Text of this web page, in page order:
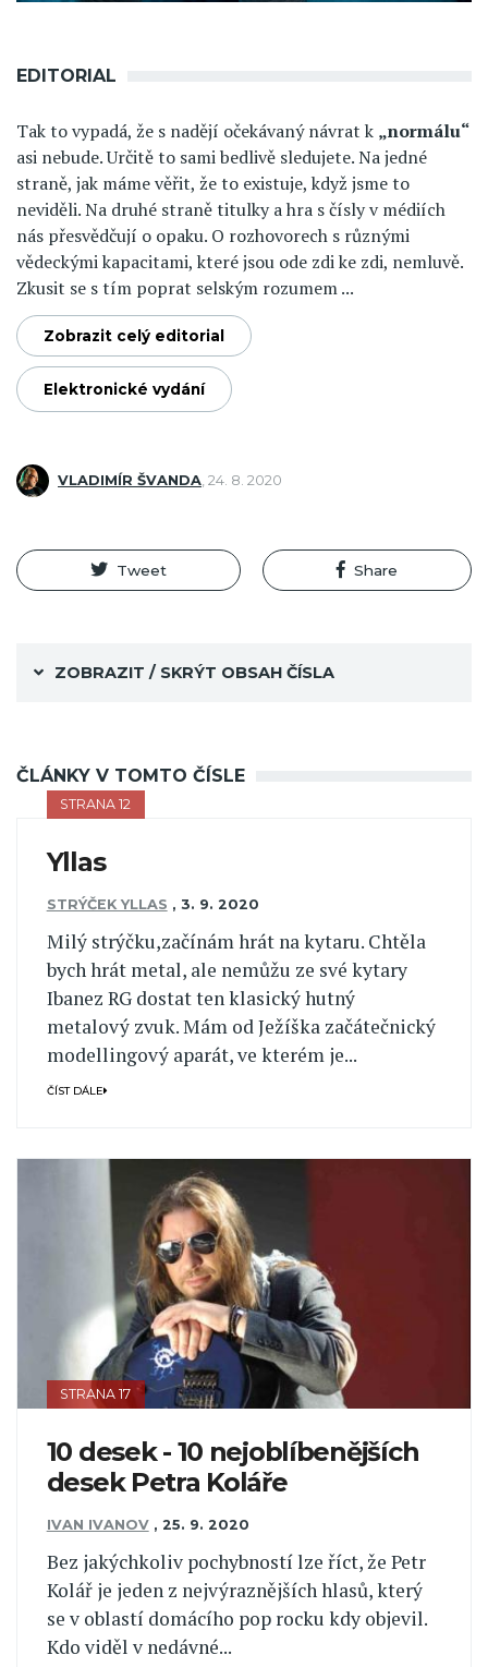
EDITORIAL
Tak to vypadá, že s nadějí očekávaný návrat k „normálu“
asi nebude. Určitě to sami bedlivě sledujete. Na jedné
straně, jak máme věřit, že to existuje, když jsme to
neviděli. Na druhé straně titulky a hra s čísly v médiích
nás přesvědčují o opaku. O rozhovorech s různými
vědeckými kapacitami, které jsou ode zdi ke zdi, nemluvě.
Zkusit se s tím poprat selským rozumem ...
Zobrazit celý editorial
Elektronické vydání
VLADIMÍR ŠVANDA, 24. 8. 2020
Tweet Share
ZOBRAZIT / SKRÝT OBSAH ČÍSLA
ČLÁNKY V TOMTO ČÍSLE
STRANA 12
Yllas
STRÝČEK YLLAS , 3. 9. 2020
Milý strýčku,začínám hrát na kytaru. Chtěla
bych hrát metal, ale nemůžu ze své kytary
Ibanez RG dostat ten klasický hutný
metalový zvuk. Mám od Ježíška začátečnický
modellingový aparát, ve kterém je...
ČÍST DÁLE
STRANA 17
10 desek - 10 nejoblíbenějších
desek Petra Koláře
IVAN IVANOV , 25. 9. 2020
Bez jakýchkoliv pochybností lze říct, že Petr
Kolář je jeden z nejvýraznějších hlasů, který
se v oblastí domácího pop rocku kdy objevil.
Kdo viděl v nedávné...